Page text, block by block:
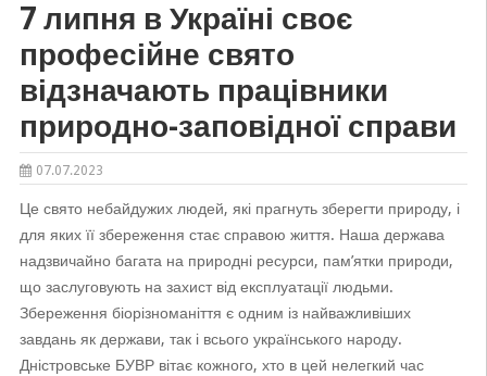
7 липня в Україні своє
професійне свято
відзначають працівники
природно-заповідної справи
07.07.2023
Це свято небайдужих людей, які прагнуть зберегти природу, і
для яких її збереження стає справою життя. Наша держава
надзвичайно багата на природні ресурси, пам’ятки природи,
що заслуговують на захист від експлуатації людьми.
Збереження біорізноманіття є одним із найважливіших
завдань як держави, так і всього українського народу.
Дністровське БУВР вітає кожного, хто в цей нелегкий час